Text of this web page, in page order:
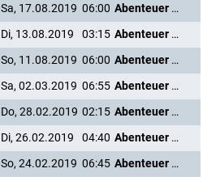
Sa, 17.08.2019 06:00
Abenteuer Karibik
Di, 13.08.2019 03:15
Abenteuer Karibik
So, 11.08.2019 06:00
Abenteuer Karibik
Sa, 02.03.2019 06:55
Abenteuer Karibik
Do, 28.02.2019 02:15
Abenteuer Karibik
Di, 26.02.2019 04:40
Abenteuer Karibik
So, 24.02.2019 06:45
Abenteuer Karibik